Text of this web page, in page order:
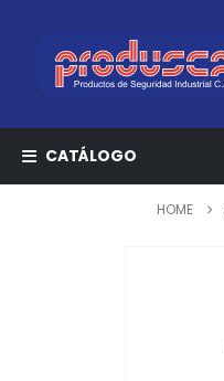
CATÁLOGO
HOME